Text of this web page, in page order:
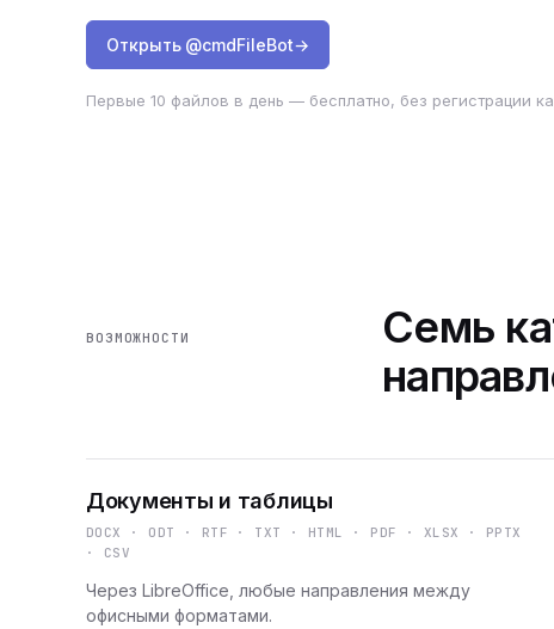
Открыть @cmdFileBot→
Первые 10 файлов в день — бесплатно, без регистрации
ВОЗМОЖНОСТИ
Семь
Документы и таблицы
DOCX · ODT · RTF · TXT · HTML · PDF · XLSX · PPTX
· CSV
Через LibreOffice, любые направления между
офисными форматами.